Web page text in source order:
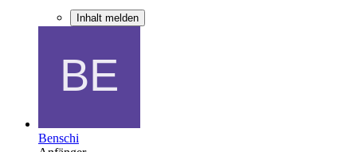
Inhalt melden
Benschi